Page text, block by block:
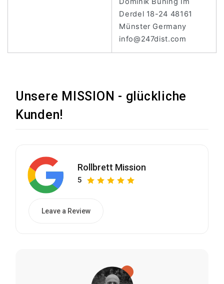
Derdel 18-24 48161
Münster Germany
info@247dist.com
Unsere MISSION - glückliche
Kunden!
Rollbrett Mission
5
Leave a Review